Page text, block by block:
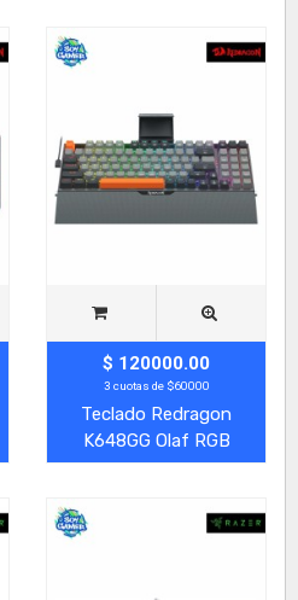
$ 120000.00
3 cuotas de $60000
Teclado Redragon
K648GG Olaf RGB